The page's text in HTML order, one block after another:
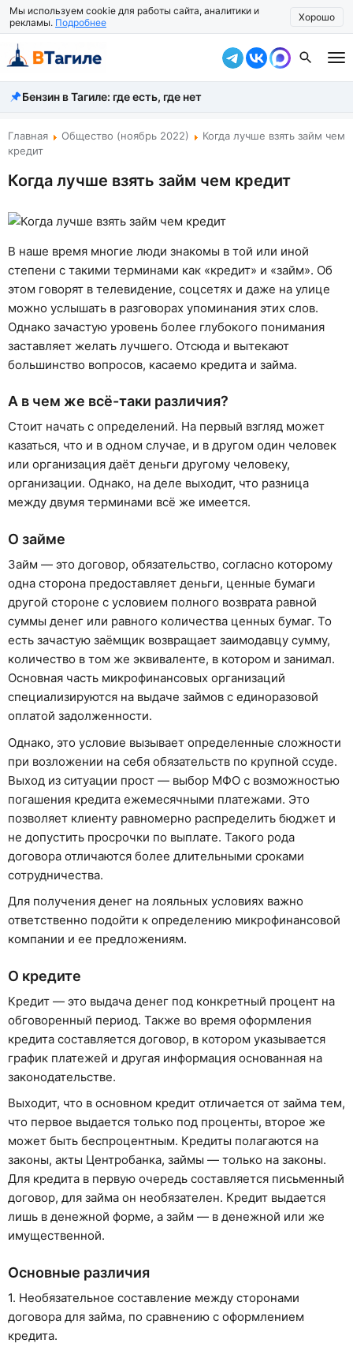
Мы используем cookie для работы сайта, аналитики и
рекламы. Подробнее Хорошо
Все новости
Происшествия
Жизнь
Экономика
Общество
Рассказать новость
Бензин в Тагиле: где есть, где нет
Главная Общество (ноябрь 2022)
Когда лучше взять займ чем
кредит
Когда лучше взять займ чем кредит
В наше время многие люди знакомы в той или иной
степени с такими терминами как «кредит» и «займ». Об
этом говорят в телевидение, соцсетях и даже на улице
можно услышать в разговорах упоминания этих слов.
Однако зачастую уровень более глубокого понимания
заставляет желать лучшего. Отсюда и вытекают
большинство вопросов, касаемо кредита и займа.
А в чем же всё-таки различия?
Стоит начать с определений. На первый взгляд может
казаться, что и в одном случае, и в другом один человек
или организация даёт деньги другому человеку,
организации. Однако, на деле выходит, что разница
между двумя терминами всё же имеется.
О займе
Займ — это договор, обязательство, согласно которому
одна сторона предоставляет деньги, ценные бумаги
другой стороне с условием полного возврата равной
суммы денег или равного количества ценных бумаг. То
есть зачастую заёмщик возвращает заимодавцу сумму,
количество в том же эквиваленте, в котором и занимал.
Основная часть микрофинансовых организаций
специализируются на выдаче займов с единоразовой
оплатой задолженности.
Однако, это условие вызывает определенные сложности
при возложении на себя обязательств по крупной ссуде.
Выход из ситуации прост — выбор МФО с возможностью
погашения кредита ежемесячными платежами. Это
позволяет клиенту равномерно распределить бюджет и
не допустить просрочки по выплате. Такого рода
договора отличаются более длительными сроками
сотрудничества.
Для получения денег на лояльных условиях важно
ответственно подойти к определению микрофинансовой
компании и ее предложениям.
О кредите
Кредит — это выдача денег под конкретный процент на
обговоренный период. Также во время оформления
кредита составляется договор, в котором указывается
график платежей и другая информация основанная на
законодательстве.
Выходит, что в основном кредит отличается от займа тем,
что первое выдается только под проценты, второе же
может быть беспроцентным. Кредиты полагаются на
законы, акты Центробанка, займы — только на законы.
Для кредита в первую очередь составляется письменный
договор, для займа он необязателен. Кредит выдается
лишь в денежной форме, а займ — в денежной или же
имущественной.
Основные различия
1. Необязательное составление между сторонами
договора для займа, по сравнению с оформлением
кредита.